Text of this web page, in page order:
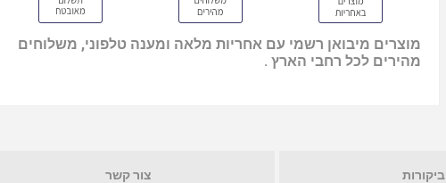
מוצרים מיבואן רשמי עם אחריות מלאה ומענה טלפוני, משלוחים
מהירים לכל רחבי הארץ .
ביקורות צור קשר